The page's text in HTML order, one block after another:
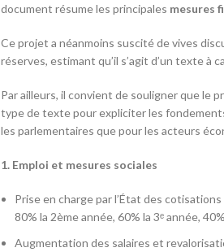
document résume les principales mesures
Ce projet a néanmoins suscité de vives
réserves, estimant qu’il s’agit d’un texte
Par ailleurs, il convient de souligner que le
type de texte pour expliciter les
les parlementaires que pour les acteurs
1. Emploi et mesures sociales
Prise en charge par l’État des
80% la 2ème année, 60% la 3ᵉ année,
Augmentation des salaires et